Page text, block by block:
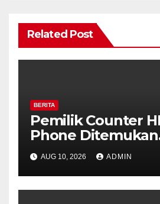
Related Post
BERITA
Pemilik Counter
Phone Ditemukan
Meninggal di
Grobogan, Polisi
Keterkaitan
Pencurian.
AUG 10, 2026 ADMIN